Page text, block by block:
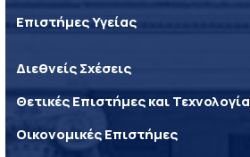
Επιστήμες Υγείας
Διεθνείς Σχέσεις
Θετικές Επιστήμες και Τεχνολογία
Οικονομικές Επιστήμες